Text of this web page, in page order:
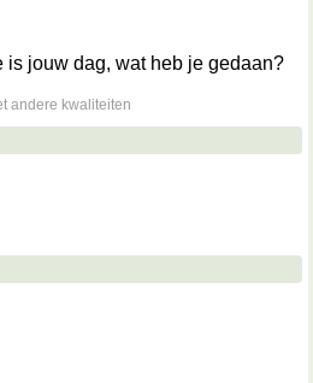
is jouw dag, wat heb je gedaan?
andere kwaliteiten